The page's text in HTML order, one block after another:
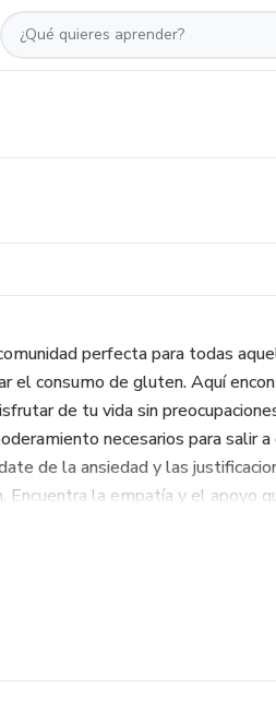
perfecta para todas
el consumo de gluten. Aquí
de tu vida sin
necesarios para salir
de la ansiedad y las
la empatía y el apoyo